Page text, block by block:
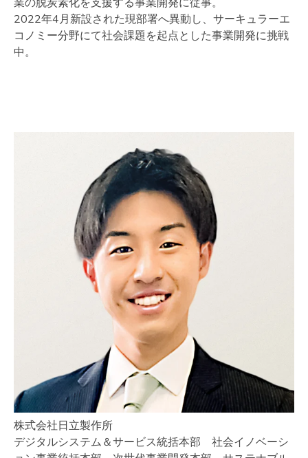
2022年4月新設された現部署へ異動し、サーキュラーエ
コノミー分野にて社会課題を起点とした事業開発に挑戦
中。
株式会社日立製作所
デジタルシステム＆サービス統括本部 社会イノベーシ